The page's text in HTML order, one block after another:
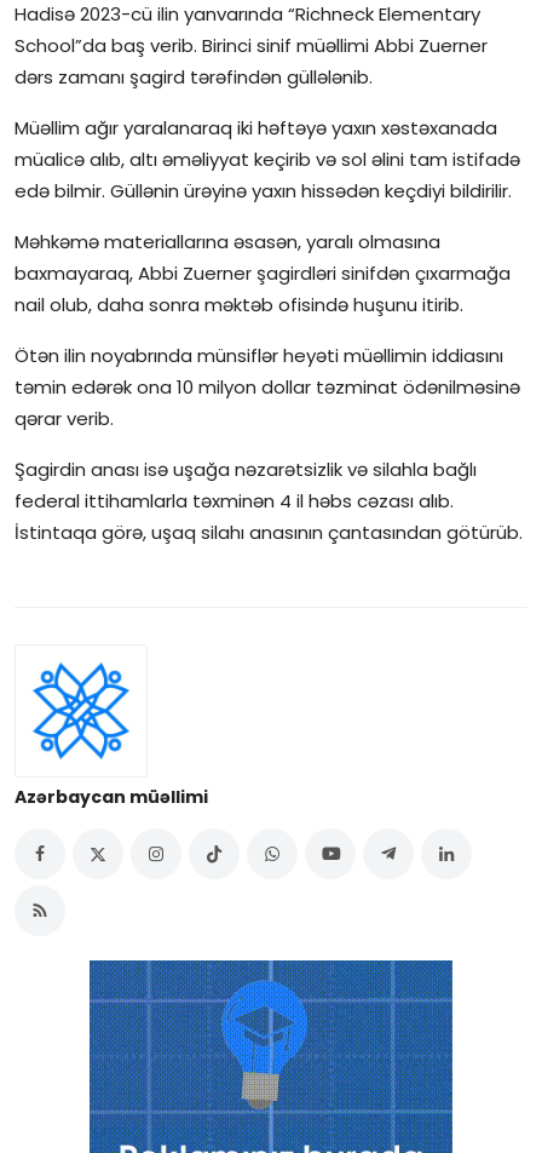
Hadisə 2023-cü ilin yanvarında “Richneck Elementary
School”da baş verib. Birinci sinif müəllimi Abbi Zuerner
dərs zamanı şagird tərəfindən güllələnib.
Müəllim ağır yaralanaraq iki həftəyə yaxın xəstəxanada
müalicə alıb, altı əməliyyat keçirib və sol əlini tam istifadə
edə bilmir. Güllənin ürəyinə yaxın hissədən keçdiyi bildirilir.
Məhkəmə materiallarına əsasən, yaralı olmasına
baxmayaraq, Abbi Zuerner şagirdləri sinifdən çıxarmağa
nail olub, daha sonra məktəb ofisində huşunu itirib.
Ötən ilin noyabrında münsiflər heyəti müəllimin iddiasını
təmin edərək ona 10 milyon dollar təzminat ödənilməsinə
qərar verib.
Şagirdin anası isə uşağa nəzarətsizlik və silahla bağlı
federal ittihamlarla təxminən 4 il həbs cəzası alıb.
İstintaqa görə, uşaq silahı anasının çantasından götürüb.
Azərbaycan müəllimi